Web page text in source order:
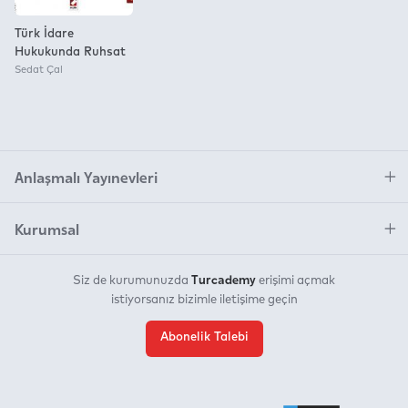
Türk İdare
Hukukunda Ruhsat
Sedat Çal
Anlaşmalı Yayınevleri
Kurumsal
Siz de kurumunuzda Turcademy erişimi açmak
istiyorsanız bizimle iletişime geçin
Abonelik Talebi